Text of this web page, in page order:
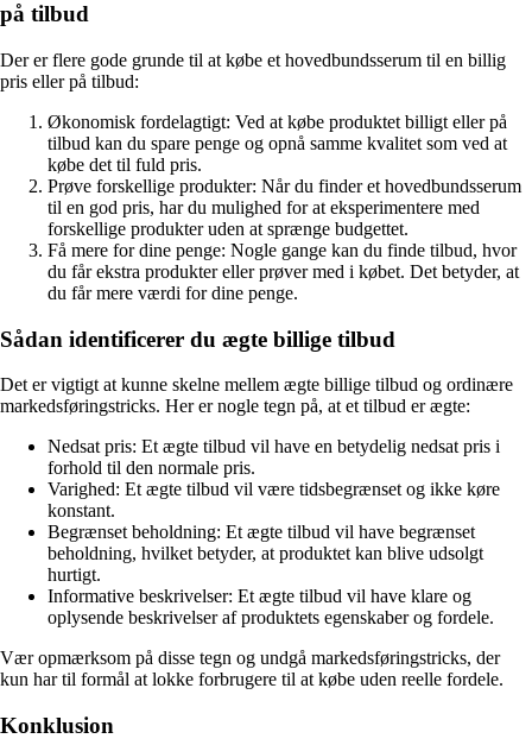
på tilbud
Der er flere gode grunde til at købe et hovedbundsserum til en billig
pris eller på tilbud:
Økonomisk fordelagtigt: Ved at købe produktet billigt eller på
tilbud kan du spare penge og opnå samme kvalitet som ved at
købe det til fuld pris.
Prøve forskellige produkter: Når du finder et hovedbundsserum
til en god pris, har du mulighed for at eksperimentere med
forskellige produkter uden at sprænge budgettet.
Få mere for dine penge: Nogle gange kan du finde tilbud, hvor
du får ekstra produkter eller prøver med i købet. Det betyder, at
du får mere værdi for dine penge.
Sådan identificerer du ægte billige tilbud
Det er vigtigt at kunne skelne mellem ægte billige tilbud og ordinære
markedsføringstricks. Her er nogle tegn på, at et tilbud er ægte:
Nedsat pris: Et ægte tilbud vil have en betydelig nedsat pris i
forhold til den normale pris.
Varighed: Et ægte tilbud vil være tidsbegrænset og ikke køre
konstant.
Begrænset beholdning: Et ægte tilbud vil have begrænset
beholdning, hvilket betyder, at produktet kan blive udsolgt
hurtigt.
Informative beskrivelser: Et ægte tilbud vil have klare og
oplysende beskrivelser af produktets egenskaber og fordele.
Vær opmærksom på disse tegn og undgå markedsføringstricks, der
kun har til formål at lokke forbrugere til at købe uden reelle fordele.
Konklusion